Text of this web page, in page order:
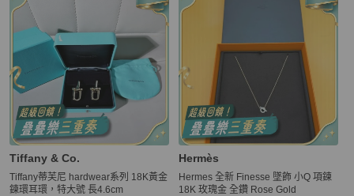
Tiffany & Co.
Tiffany蒂芙尼 hardwear系列 18K黃金
鍊環耳環，特大號 長4.6cm
Hermès
Hermes 全新 Finesse 墜飾 小Q 項鍊
18K 玫瑰金 全鑽 Rose Gold